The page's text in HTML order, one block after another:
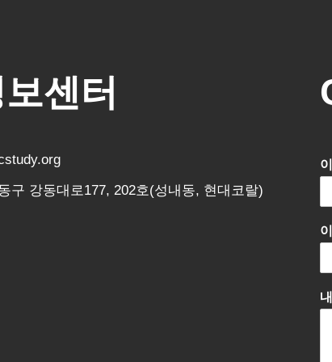
센터
구 강동대로177, 202호(성내동, 현대코랄)